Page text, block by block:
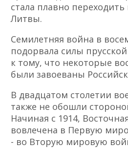
стала плавно
Литвы.
Семилетняя война в
подорвала силы
к тому, что некоторые
были завоеваны
В двадцатом столетии
также не обошли
Начиная с 1914,
вовлечена в Первую
- во Вторую мировую